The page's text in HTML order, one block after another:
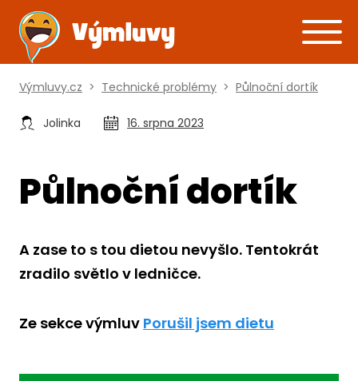
Výmluvy.cz > Technické problémy > Půlnoční dortík
Jolinka 16. srpna 2023
Půlnoční dortík
A zase to s tou dietou nevyšlo. Tentokrát
zradilo světlo v ledničce.
Ze sekce výmluv Porušil jsem dietu